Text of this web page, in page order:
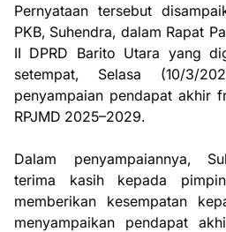
Pernyataan tersebut
PKB, Suhendra, dalam Rapat
II DPRD Barito Utara yang
setempat, Selasa (10/3/
penyampaian pendapat akhir
RPJMD 2025–2029.
Dalam penyampaiannya,
terima kasih kepada
memberikan kesempatan
menyampaikan pendapat